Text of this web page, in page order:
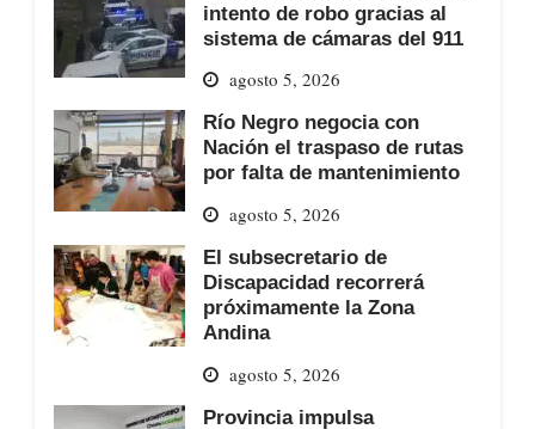
intento de robo gracias al
sistema de cámaras del 911
agosto 5, 2026
Río Negro negocia con
Nación el traspaso de rutas
por falta de mantenimiento
agosto 5, 2026
El subsecretario de
Discapacidad recorrerá
próximamente la Zona
Andina
agosto 5, 2026
Provincia impulsa